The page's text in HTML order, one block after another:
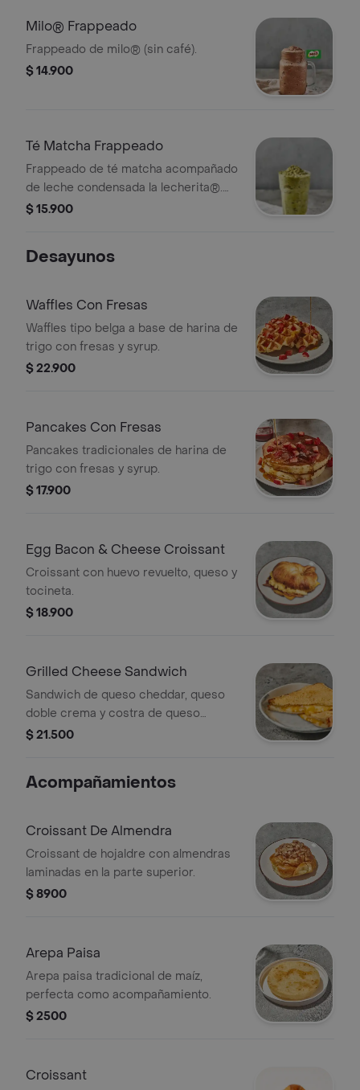
Milo® Frappeado
Frappeado de milo® (sin café).
$ 14.900
Té Matcha Frappeado
Frappeado de té matcha acompañado
de leche condensada la lecherita®.
(sin café).
$ 15.900
Desayunos
Waffles Con Fresas
Waffles tipo belga a base de harina de
trigo con fresas y syrup.
$ 22.900
Pancakes Con Fresas
Pancakes tradicionales de harina de
trigo con fresas y syrup.
$ 17.900
Egg Bacon & Cheese Croissant
Croissant con huevo revuelto, queso y
tocineta.
$ 18.900
Grilled Cheese Sandwich
Sandwich de queso cheddar, queso
doble crema y costra de queso
parmesano.
$ 21.500
Acompañamientos
Croissant De Almendra
Croissant de hojaldre con almendras
laminadas en la parte superior.
$ 8900
Arepa Paisa
Arepa paisa tradicional de maíz,
perfecta como acompañamiento.
$ 2500
Croissant